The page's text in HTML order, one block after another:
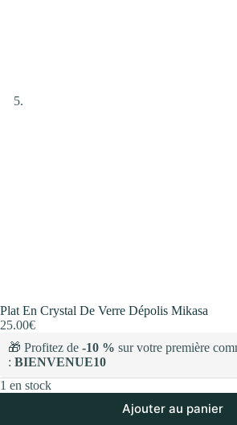
Plat En Crystal De Verre Dépolis Mikasa
25.00€
🎁 Profitez de -10 % sur votre première
: BIENVENUE10
1 en stock
Ajouter au panier